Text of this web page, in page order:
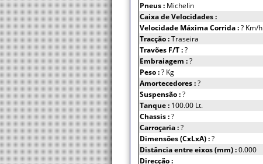
Pneus : Michelin
Caixa de Velocidades :
Velocidade Máxima Corrida :? Km/h
Tracção :Traseira
Travões F/T :?
Embraiagem :?
Peso :? Kg
Amortecedores :?
Suspensão :?
Tanque : 100.00 Lt.
Chassis :?
Carroçaria :?
Dimensões (CxLxA) :?
Distância entre eixos (mm) :0.000
Direcção :